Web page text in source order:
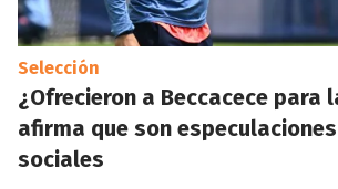
Selección
¿Ofrecieron a Beccacece para
afirma que son
sociales